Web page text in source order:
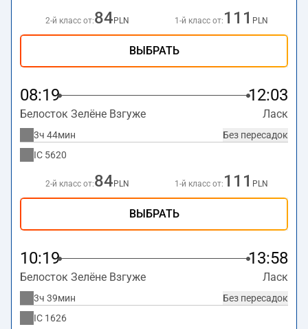
2-й класс от:84 PLN 1-й класс от: 111 PLN
ВЫБРАТЬ
08:19 12:03
Белосток Зелёне Взгуже Ласк
Без пересадок
3ч 44мин
IC 5620
2-й класс от:84 PLN 1-й класс от: 111 PLN
ВЫБРАТЬ
10:19 13:58
Белосток Зелёне Взгуже Ласк
Без пересадок
3ч 39мин
IC 1626